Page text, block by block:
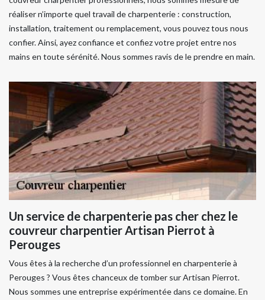
réaliser n’importe quel travail de charpenterie : construction,
installation, traitement ou remplacement, vous pouvez tous nous
confier. Ainsi, ayez confiance et confiez votre projet entre nos
mains en toute sérénité. Nous sommes ravis de le prendre en main.
Un service de charpenterie pas cher chez le
couvreur charpentier Artisan Pierrot à
Perouges
Vous êtes à la recherche d’un professionnel en charpenterie à
Perouges ? Vous êtes chanceux de tomber sur Artisan Pierrot.
Nous sommes une entreprise expérimentée dans ce domaine. En